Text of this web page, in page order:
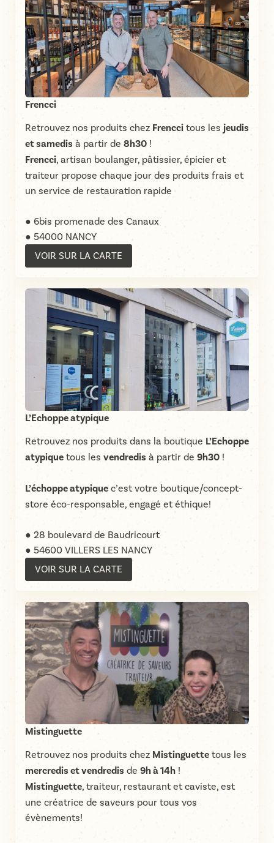
Frencci
Retrouvez nos produits chez Frencci tous les jeudis
et samedis à partir de 8h30 !
Frencci, artisan boulanger, pâtissier, épicier et
traiteur propose chaque jour des produits frais et
un service de restauration rapide
● 6bis promenade des Canaux
● 54000 NANCY
VOIR SUR LA CARTE
L’Echoppe atypique
Retrouvez nos produits dans la boutique L’Echoppe
atypique tous les vendredis à partir de 9h30 !
L’échoppe atypiquec’est votre boutique/concept-
store éco-responsable, engagé et éthique!
● 28 boulevard de Baudricourt
● 54600 VILLERS LES NANCY
VOIR SUR LA CARTE
Mistinguette
Retrouvez nos produits chez Mistinguette tous les
mercredis et vendredis de 9h à 14h !
Mistinguette, traiteur, restaurant et caviste, est
une créatrice de saveurs pour tous vos
évènements!